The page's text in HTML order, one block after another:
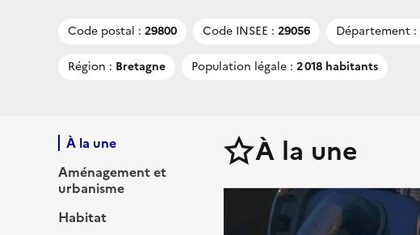
Code postal : 29800 Code INSEE : 29056 Département :
Région : Bretagne Population légale : 2 018 habitants
À la une
Aménagement et
urbanisme
Habitat
À la une